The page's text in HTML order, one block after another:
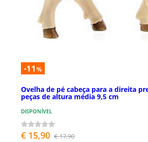
-11 %
Ovelha de pé cabeça para a direita
peças de altura média 9,5 cm
DISPONÍVEL
€ 15,90 € 17,90